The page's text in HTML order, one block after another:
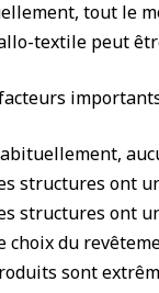
tout le
textile peut
structures ont
structures ont
choix du
sont